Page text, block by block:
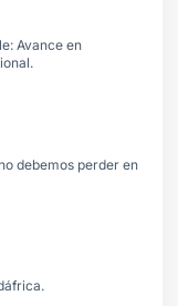
Avance en
debemos perder en